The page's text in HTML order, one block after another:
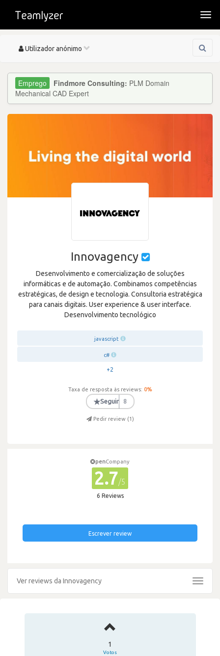
Toggle
Utilizador anónimo
Findmore Consulting: PLM Domain
Mechanical CAD Expert
Innovagency
Desenvolvimento e comercialização de soluções
informáticas e de automação. Combinamos competências
estratégicas, de design e tecnologia. Consultoria estratégica
para canais digitais. User experience & user interface.
Desenvolvimento tecnológico
javascript
c#
+2
Taxa de resposta às reviews: 0%
★Seguir 8
Pedir review (1)
penCompany
2.7/5
6 Reviews
Escrever review
Ver reviews da Innovagency
Toggle
1
Votos